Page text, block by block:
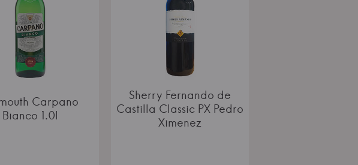
Carpano
Bianco 1.0l
Sherry Fernando de
Castilla Classic PX Pedro
Ximenez